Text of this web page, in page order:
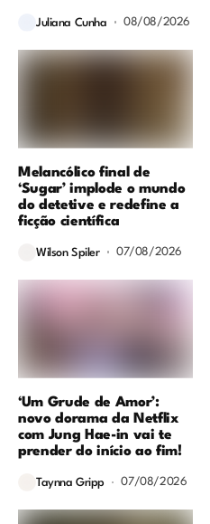
Juliana Cunha 08/08/2026
Melancólico final de
‘Sugar’ implode o mundo
do detetive e redefine a
ficção científica
Wilson Spiler 07/08/2026
‘Um Grude de Amor’:
novo dorama da Netflix
com Jung Hae-in vai te
prender do início ao fim!
Taynna Gripp 07/08/2026